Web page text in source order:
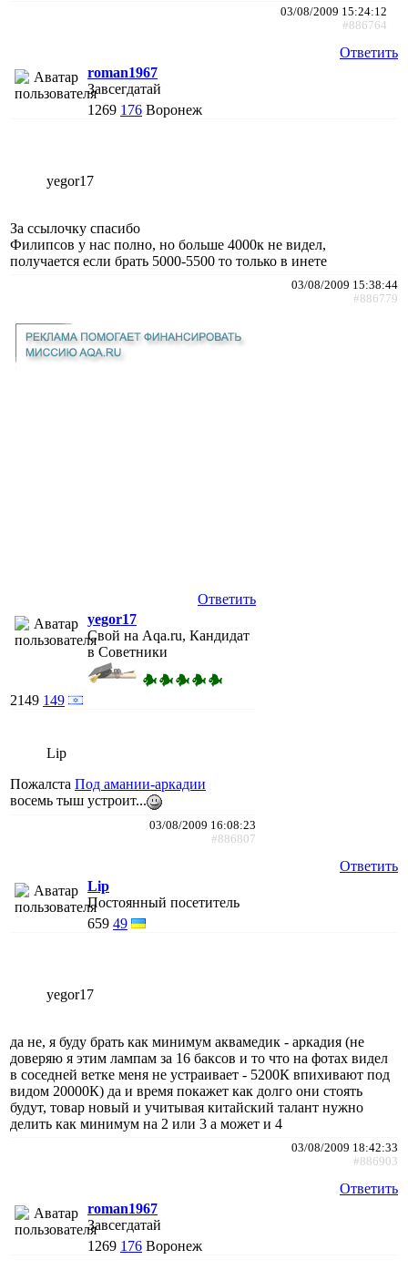
03/08/2009 15:24:12
#886764
Ответить
roman1967
Завсегдатай
1269 176 Воронеж
yegor17
За ссылочку спасибо
Филипсов у нас полно, но больше 4000к не видел,
получается если брать 5000-5500 то только в инете
03/08/2009 15:38:44
#886779
Ответить
yegor17
Свой на Aqa.ru, Кандидат
в Советники
2149 149
Lip
Пожалста Под амании-аркадии
восемь тыш устроит...
03/08/2009 16:08:23
#886807
Ответить
Lip
Постоянный посетитель
659 49
yegor17
да не, я буду брать как минимум аквамедик - аркадия (не
доверяю я этим лампам за 16 баксов и то что на фотах видел
в соседней ветке меня не устраивает - 5200К впихивают под
видом 20000К) да и время покажет как долго они стоять
будут, товар новый и учитывая китайский талант нужно
делить как минимум на 2 или 3 а может и 4
03/08/2009 18:42:33
#886903
Ответить
roman1967
Завсегдатай
1269 176 Воронеж